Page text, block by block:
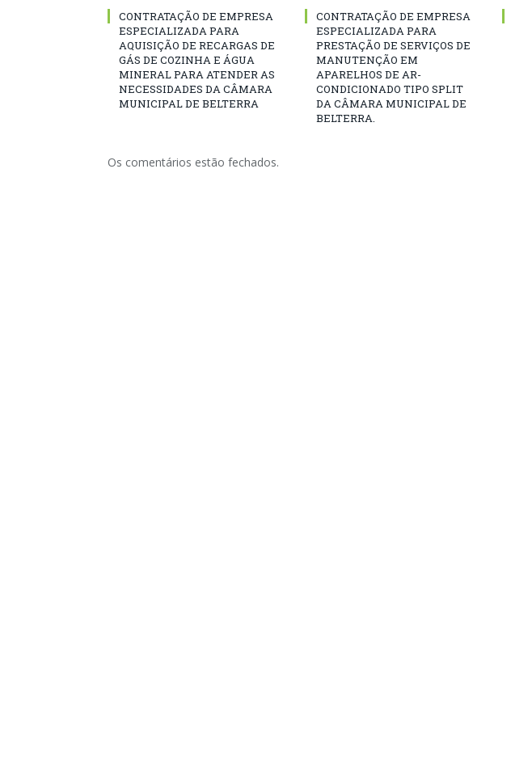
CONTRATAÇÃO DE EMPRESA
ESPECIALIZADA PARA
AQUISIÇÃO DE RECARGAS DE
GÁS DE COZINHA E ÁGUA
MINERAL PARA ATENDER AS
NECESSIDADES DA CÂMARA
MUNICIPAL DE BELTERRA
CONTRATAÇÃO DE EMPRESA
ESPECIALIZADA PARA
PRESTAÇÃO DE SERVIÇOS DE
MANUTENÇÃO EM
APARELHOS DE AR-
CONDICIONADO TIPO SPLIT
DA CÂMARA MUNICIPAL DE
BELTERRA.
Os comentários estão fechados.